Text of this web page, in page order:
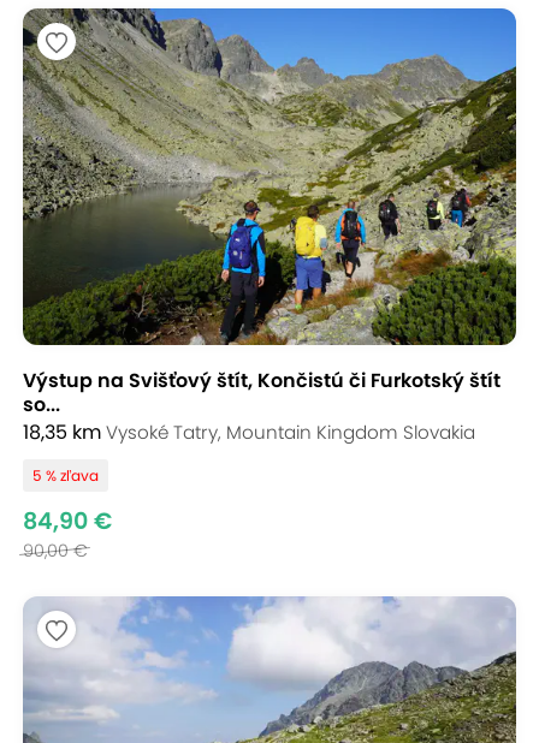
Výstup na Svišťový štít, Končistú či Furkotský štít
so...
18,35 kmVysoké Tatry, Mountain Kingdom Slovakia
5 % zľava
84,90 €
90,00 €